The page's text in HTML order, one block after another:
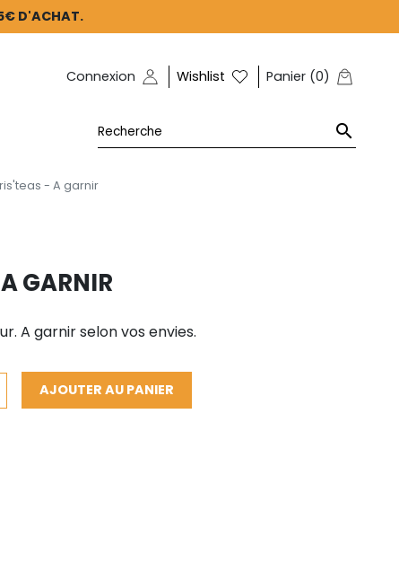
D'ACHAT.
Connexion Wishlist Panier (0)

- A garnir
GARNIR
A garnir selon vos envies.
AJOUTER AU PANIER